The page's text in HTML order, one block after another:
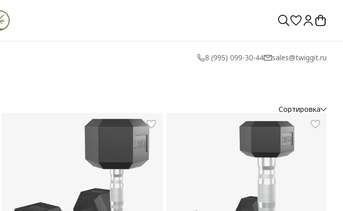
8 (995) 099-30-44 sales@twiggit.ru
Сортировка